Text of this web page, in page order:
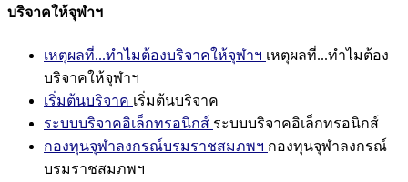
บริจาคให้จุฬาฯ
เหตุผลที่...ทำไมต้องบริจาคให้จุฬาฯ เหตุผลที่...ทำไมต้อง
บริจาคให้จุฬาฯ
เริ่มต้นบริจาค เริ่มต้นบริจาค
ระบบบริจาคอิเล็กทรอนิกส์ ระบบบริจาคอิเล็กทรอนิกส์
กองทุนจุฬาลงกรณ์บรมราชสมภพฯ กองทุนจุฬาลงกรณ์
บรมราชสมภพฯ